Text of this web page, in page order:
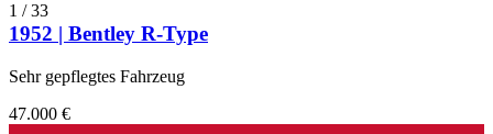
1 /33
1952 | Bentley R-Type
Sehr gepflegtes Fahrzeug
47.000 €